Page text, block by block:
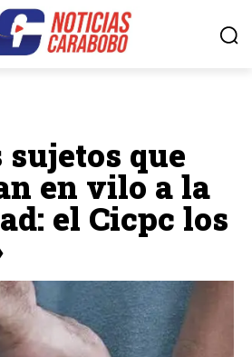
sujetos que
en vilo a la
el Cicpc los